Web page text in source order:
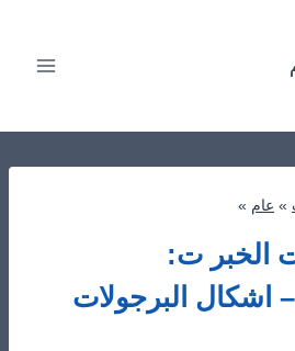
» عام »
الخبر ت:
0559710899 – اشكال البرجولات